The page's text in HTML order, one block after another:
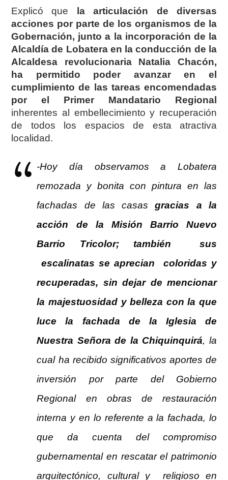
Explicó que
la articulación de diversas
acciones por parte de los organismos de la
Gobernación, junto a la incorporación de la
Alcaldía de Lobatera en la conducción de la
Alcaldesa revolucionaria Natalia Chacón,
ha permitido poder avanzar en el
cumplimiento de las tareas encomendadas
por el Primer Mandatario Regional
inherentes al embellecimiento y recuperación
de todos los espacios de esta atractiva
localidad.
-Hoy día observamos a Lobatera
remozada y bonita con pintura en las
fachadas de las casasgracias a la
acción de la Misión Barrio Nuevo
Barrio Tricolor; también sus
escalinatas se aprecian coloridas y
recuperadas, sin dejar de mencionar
la majestuosidad y belleza con la que
luce la fachada de la Iglesia de
Nuestra Señora de la Chiquinquirá, la
cual ha recibido significativos aportes de
inversión por parte del Gobierno
Regional en obras de restauración
interna y en lo referente a la fachada, lo
que da cuenta del compromiso
gubernamental en rescatar el patrimonio
arquitectónico, cultural y religioso en